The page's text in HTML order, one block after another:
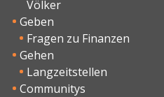
Völker
Geben
Fragen zu Finanzen
Gehen
Langzeitstellen
Communitys